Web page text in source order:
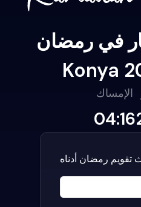
في رمضان
الإمساك
04:16
تقويم رمضان أدناه